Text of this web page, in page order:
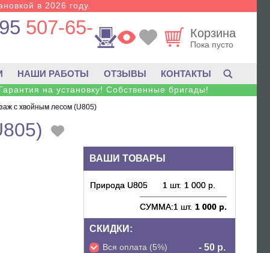
в 2026 году.
507-65-
Корзина
Пока пусто
НАШИ РАБОТЫ ОТЗЫВЫ КОНТАКТЫ
на установку! Собственные бригады!
с хвойным лесом (U805)
ВАШИ ТОВАРЫ
Природа U805 1 шт. 1 000 р.
СУММА:1 шт. 1 000 р.
СКИДКИ:
Вся оплата (5%) - 50 р.